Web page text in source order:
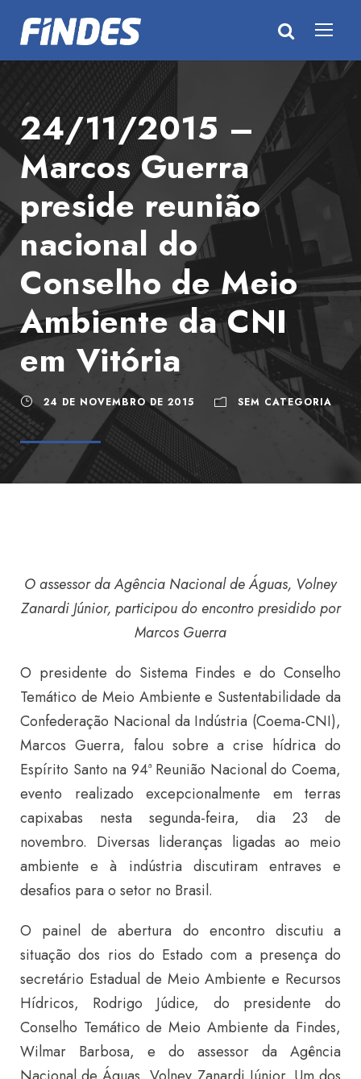
24/11/2015 –
Marcos Guerra
preside reunião
nacional do
Conselho de Meio
Ambiente da CNI
em Vitória
24 DE NOVEMBRO DE 2015 SEM CATEGORIA
Oassessor da Agência Nacional de Águas, Volney
Zanardi Júnior, participou do encontro presidido por
Marcos Guerra
O presidente do Sistema Findes e do Conselho
Temático de Meio Ambiente e Sustentabilidade da
Confederação Nacional da Indústria (Coema-CNI),
Marcos Guerra, falou sobre a crise hídrica do
Espírito Santo na 94ª Reunião Nacional do Coema,
evento realizado excepcionalmente em terras
capixabas nesta segunda-feira, dia 23 de
novembro. Diversas lideranças ligadas ao meio
ambiente e à indústria discutiram entraves e
desafios para o setor no Brasil.
O painel de abertura do encontro discutiu a
situação dos rios do Estado com a presença do
secretário Estadual de Meio Ambiente e Recursos
Hídricos, Rodrigo Júdice, do presidente do
Conselho Temático de Meio Ambiente da Findes,
Wilmar Barbosa, e do assessor da Agência